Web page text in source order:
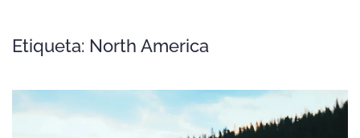
Etiqueta: North America